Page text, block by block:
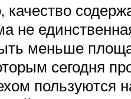
не
меньше
сегодня
пользуются